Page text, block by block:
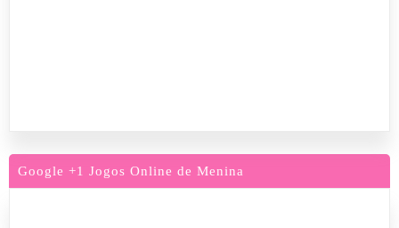
Google +1 Jogos Online de Menina